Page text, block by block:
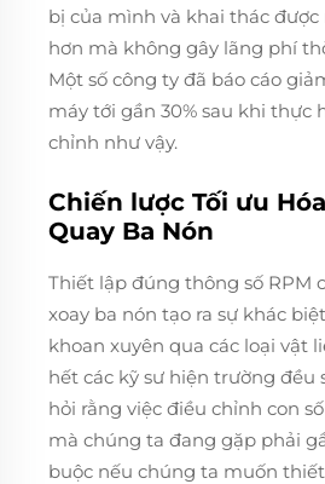
bị của mình và khai thác
hơn mà không gây lãng phí
Một số công ty đã báo cáo
máy tới gần 30% sau khi thực
chỉnh như vậy.
Chiến lược Tối ưu
Quay Ba Nón
Thiết lập đúng thông số RPM
xoay ba nón tạo ra sự khác
khoan xuyên qua các loại vật
hết các kỹ sư hiện trường đều
hỏi rằng việc điều chỉnh con
mà chúng ta đang gặp phải
buộc nếu chúng ta muốn